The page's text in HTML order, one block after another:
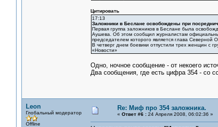
Цитировать
17:13
Заложники в Беслане освобождены при
Первая группа заложников в Беслане была
Аушева. Об этом сообщил журналистам
председателем которого является глава Северной
В четверг днем боевики отпустили трех женщин с
«Новости»
Одно, ночное сообщение - от некоего
Два сообщения, где есть цифра 354 - со
Leon
Глобальный модератор
Offline
Re: Миф про 354 заложника.
« Ответ #6 :24 Апреля 2008, 06:02:36 »